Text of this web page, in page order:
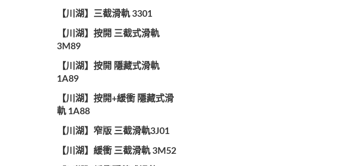
【川湖】三截滑軌 3301
【川湖】按開 三截式滑軌
3M89
【川湖】按開 隱藏式滑軌
1A89
【川湖】按開+緩衝 隱藏式滑
軌 1A88
【川湖】窄版 三截滑軌3J01
【川湖】緩衝 三截滑軌 3M52